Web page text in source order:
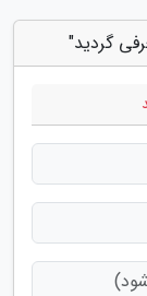
گردید"